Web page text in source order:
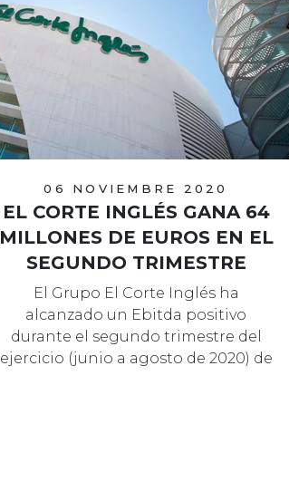
06 NOVIEMBRE 2020
EL CORTE INGLÉS GANA 64
MILLONES DE EUROS EN EL
SEGUNDO TRIMESTRE
El Grupo El Corte Inglés ha
alcanzado un Ebitda positivo
durante el segundo trimestre del
ejercicio (junio a agosto de 2020) de